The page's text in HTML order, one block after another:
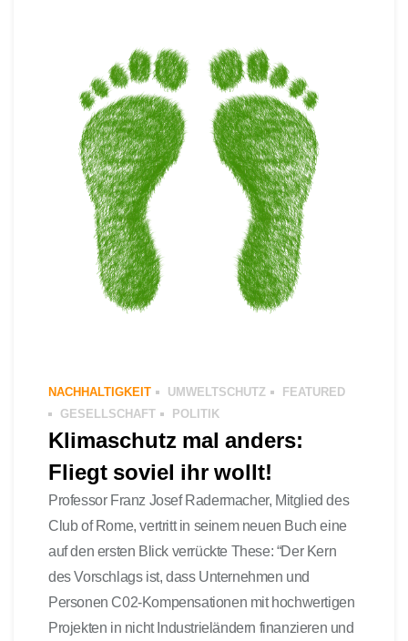
NACHHALTIGKEIT UMWELTSCHUTZ
FEATURED
GESELLSCHAFT
POLITIK
Klimaschutz mal anders:
Fliegt soviel ihr wollt!
Professor Franz Josef Radermacher, Mitglied des
Club of Rome, vertritt in seinem neuen Buch eine
auf den ersten Blick verrückte These: “Der Kern
des Vorschlags ist, dass Unternehmen und
Personen C02-Kompensationen mit hochwertigen
Projekten in nicht Industrieländern finanzieren und